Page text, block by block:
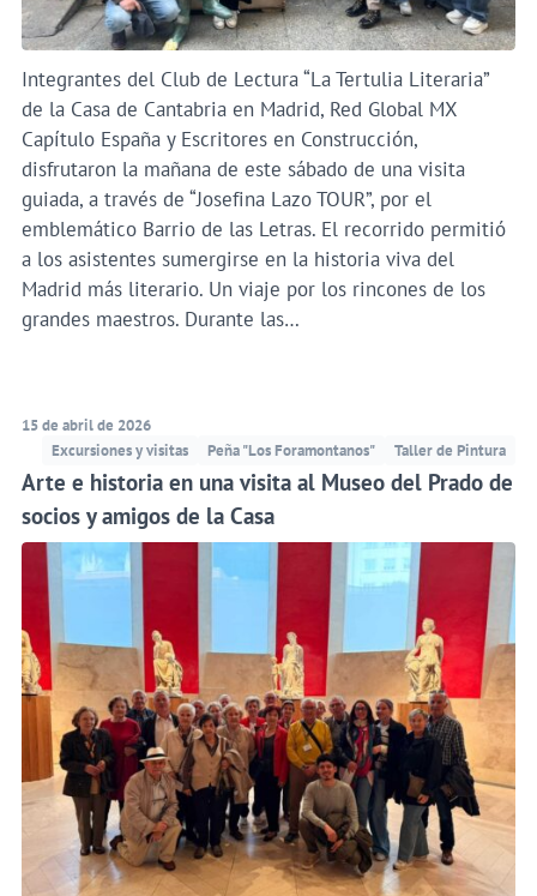
Integrantes del Club de Lectura “La Tertulia Literaria”
de la Casa de Cantabria en Madrid, Red Global MX
Capítulo España y Escritores en Construcción,
disfrutaron la mañana de este sábado de una visita
guiada, a través de “Josefina Lazo TOUR”, por el
emblemático Barrio de las Letras. El recorrido permitió
a los asistentes sumergirse en la historia viva del
Madrid más literario. Un viaje por los rincones de los
grandes maestros. Durante las…
15 de abril de 2026
Excursiones y visitas
Peña "Los Foramontanos" Taller de Pintura
Arte e historia en una visita al Museo del Prado de
socios y amigos de la Casa